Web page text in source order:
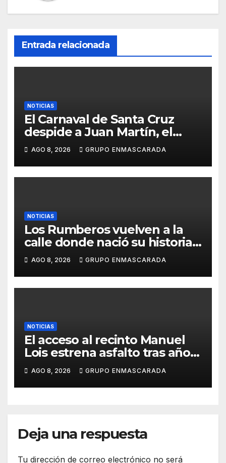
Entrada relacionada
NOTICIAS
El Carnaval de Santa Cruz
despide a Juan Martín, el
inolvidable «Cristóbal Colón»
AGO 8, 2026 GRUPO ENMASCARADA
NOTICIAS
Los Rumberos vuelven a la
calle donde nació su historia:
51 años después, el mismo
barrio, el mismo orgullo
AGO 8, 2026 GRUPO ENMASCARADA
NOTICIAS
El acceso al recinto Manuel
Lois estrena asfalto tras años
de espera
AGO 8, 2026 GRUPO ENMASCARADA
Deja una respuesta
Tu dirección de correo electrónico no será